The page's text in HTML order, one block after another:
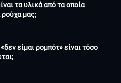
τα υλικά από τα οποία
ρούχα μας;
είμαι ρομπότ» είναι τόσο